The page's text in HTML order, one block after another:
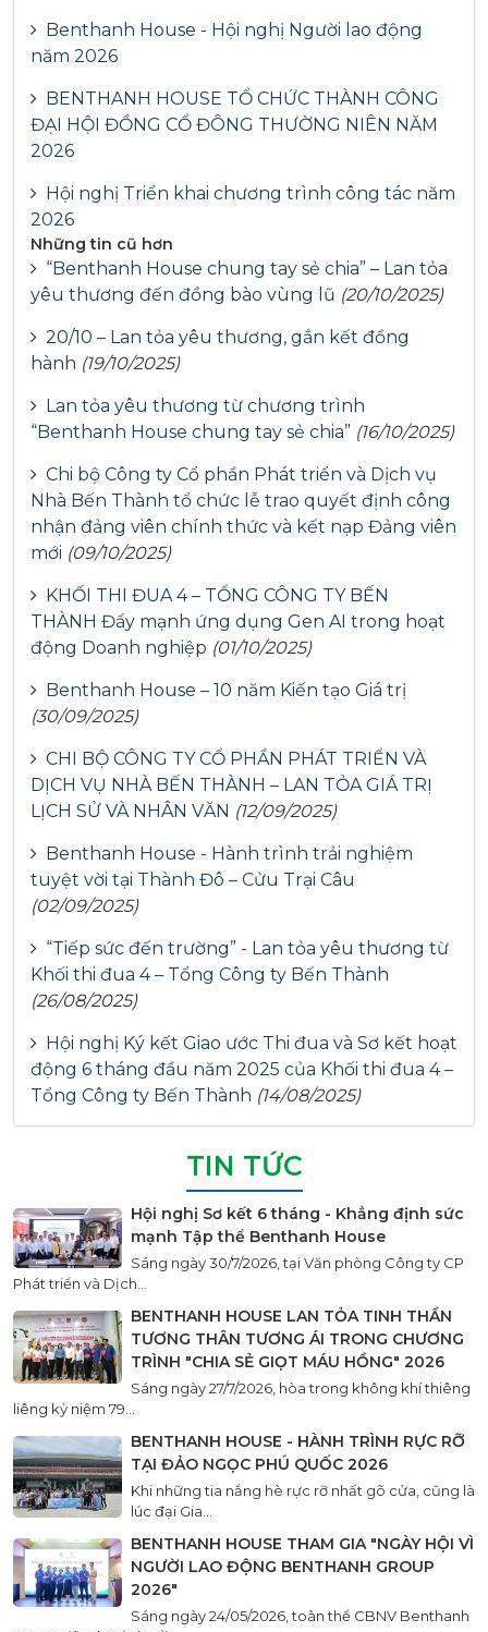
Benthanh House - Hội nghị Người lao động
năm 2026
BENTHANH HOUSE TỔ CHỨC THÀNH CÔNG
ĐẠI HỘI ĐỒNG CỔ ĐÔNG THƯỜNG NIÊN NĂM
2026
Hội nghị Triển khai chương trình công tác năm
2026
Những tin cũ hơn
“Benthanh House chung tay sẻ chia” – Lan tỏa
yêu thương đến đồng bào vùng lũ (20/10/2025)
20/10 – Lan tỏa yêu thương, gắn kết đồng
hành (19/10/2025)
Lan tỏa yêu thương từ chương trình
“Benthanh House chung tay sẻ chia” (16/10/2025)
Chi bộ Công ty Cổ phần Phát triển và Dịch vụ
Nhà Bến Thành tổ chức lễ trao quyết định công
nhận đảng viên chính thức và kết nạp Đảng viên
mới (09/10/2025)
KHỐI THI ĐUA 4 – TỔNG CÔNG TY BẾN
THÀNH Đẩy mạnh ứng dụng Gen AI trong hoạt
động Doanh nghiệp (01/10/2025)
Benthanh House – 10 năm Kiến tạo Giá trị
(30/09/2025)
CHI BỘ CÔNG TY CỔ PHẦN PHÁT TRIỂN VÀ
DỊCH VỤ NHÀ BẾN THÀNH – LAN TỎA GIÁ TRỊ
LỊCH SỬ VÀ NHÂN VĂN (12/09/2025)
Benthanh House - Hành trình trải nghiệm
tuyệt vời tại Thành Đô – Cửu Trại Câu
(02/09/2025)
“Tiếp sức đến trường” - Lan tỏa yêu thương từ
Khối thi đua 4 – Tổng Công ty Bến Thành
(26/08/2025)
Hội nghị Ký kết Giao ước Thi đua và Sơ kết hoạt
động 6 tháng đầu năm 2025 của Khối thi đua 4 –
Tổng Công ty Bến Thành (14/08/2025)
TIN TỨC
Hội nghị Sơ kết 6 tháng - Khẳng định sức
mạnh Tập thể Benthanh House
Sáng ngày 30/7/2026, tại Văn phòng Công ty CP
Phát triển và Dịch...
BENTHANH HOUSE LAN TỎA TINH THẦN
TƯƠNG THÂN TƯƠNG ÁI TRONG CHƯƠNG
TRÌNH "CHIA SẺ GIỌT MÁU HỒNG" 2026
Sáng ngày 27/7/2026, hòa trong không khí thiêng
liêng kỷ niệm 79...
BENTHANH HOUSE - HÀNH TRÌNH RỰC RỠ
TẠI ĐẢO NGỌC PHÚ QUỐC 2026
Khi những tia nắng hè rực rỡ nhất gõ cửa, cũng là
lúc đại Gia...
BENTHANH HOUSE THAM GIA "NGÀY HỘI VÌ
NGƯỜI LAO ĐỘNG BENTHANH GROUP
2026"
Sáng ngày 24/05/2026, toàn thể CBNV Benthanh